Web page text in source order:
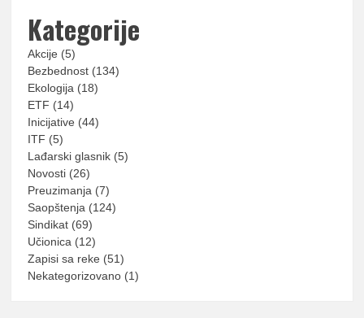
Kategorije
Akcije (5)
Bezbednost (134)
Ekologija (18)
ETF (14)
Inicijative (44)
ITF (5)
Lađarski glasnik (5)
Novosti (26)
Preuzimanja (7)
Saopštenja (124)
Sindikat (69)
Učionica (12)
Zapisi sa reke (51)
Nekategorizovano (1)